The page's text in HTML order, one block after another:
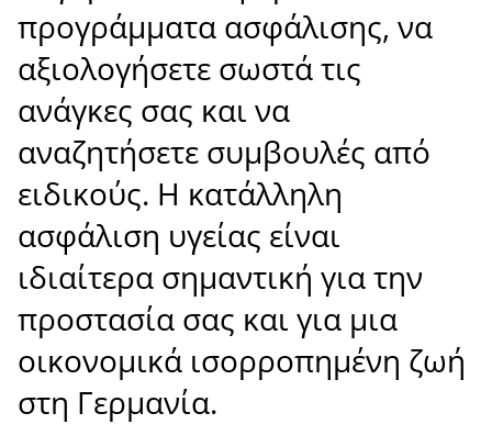
προγράμματα ασφάλισης, να
αξιολογήσετε σωστά τις
ανάγκες σας και να
αναζητήσετε συμβουλές από
ειδικούς. Η κατάλληλη
ασφάλιση υγείας είναι
ιδιαίτερα σημαντική για την
προστασία σας και για μια
οικονομικά ισορροπημένη ζωή
στη Γερμανία.